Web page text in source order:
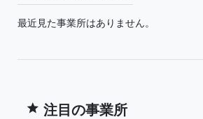
最近見た事業所はありません。
注目の事業所